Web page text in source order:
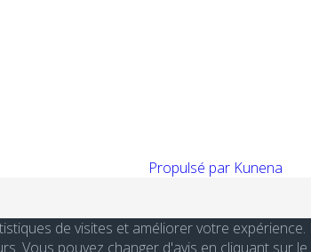
Propulsé par Kunena
de visites et améliorer votre
Vous pouvez changer d'avis en cliquant sur